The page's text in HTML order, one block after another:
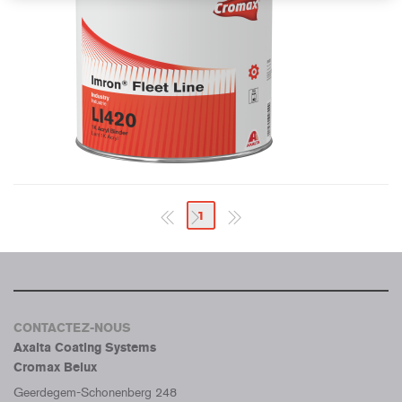
1
CONTACTEZ-NOUS
Axalta Coating Systems
Cromax Belux
Geerdegem-Schonenberg 248